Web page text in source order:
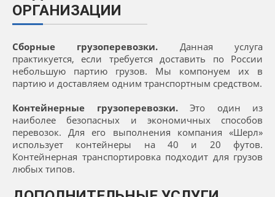
ОРГАНИЗАЦИИ
Сборные грузоперевозки. Данная услуга
практикуется, если требуется доставить по России
небольшую партию грузов. Мы компонуем их в
партию и доставляем одним транспортным средством.
Контейнерные грузоперевозки.Это один из
наиболее безопасных и экономичных способов
перевозок. Для его выполнения компания «Шерл»
использует контейнеры на 40 и 20 футов.
Контейнерная транспортировка подходит для грузов
любых типов.